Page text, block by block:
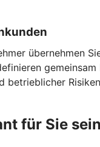
übernehmen
betrieblicher
für Sie sein